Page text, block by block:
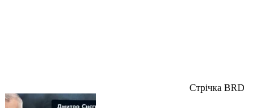
Стрічка BRD